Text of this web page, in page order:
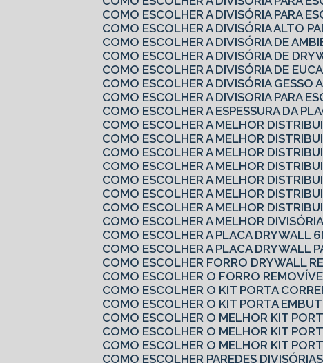
COMO ESCOLHER A DIVISÓRIA PARA
COMO ESCOLHER A DIVISÓRIA ALTO
COMO ESCOLHER A DIVISÓRIA DE
COMO ESCOLHER A DIVISÓRIA DE
COMO ESCOLHER A DIVISÓRIA DE
COMO ESCOLHER A DIVISÓRIA
COMO ESCOLHER A DIVISORIA PARA
COMO ESCOLHER A ESPESSURA DA
COMO ESCOLHER A MELHOR
COMO ESCOLHER A MELHOR
COMO ESCOLHER A MELHOR
COMO ESCOLHER A MELHOR
COMO ESCOLHER A MELHOR
COMO ESCOLHER A MELHOR
COMO ESCOLHER A MELHOR
COMO ESCOLHER A MELHOR
COMO ESCOLHER A PLACA DRYWALL
COMO ESCOLHER A PLACA DRYWALL
COMO ESCOLHER FORRO DRYWALL
COMO ESCOLHER O FORRO
COMO ESCOLHER O KIT PORTA
COMO ESCOLHER O KIT PORTA
COMO ESCOLHER O MELHOR KIT
COMO ESCOLHER O MELHOR KIT
COMO ESCOLHER O MELHOR KIT
COMO ESCOLHER PAREDES